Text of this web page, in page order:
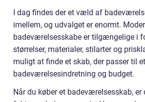
I dag findes der et væld af
imellem, og udvalget er enormt.
badeværelsesskabe er tilgængelige i
størrelser, materialer, stilarter og
muligt at finde et skab, der passer til
badeværelsesindretning og budget.
Når du køber et badeværelsesskab, er